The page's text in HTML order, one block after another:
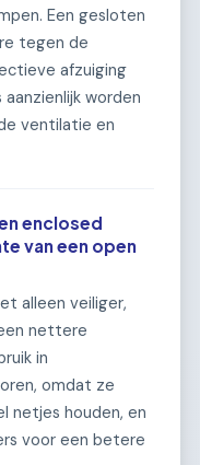
Een gesloten
tegen de
afzuiging
worden
ventilatie en
enclosed
van een open
alleen veiliger,
nettere
in
omdat ze
netjes houden, en
voor een betere